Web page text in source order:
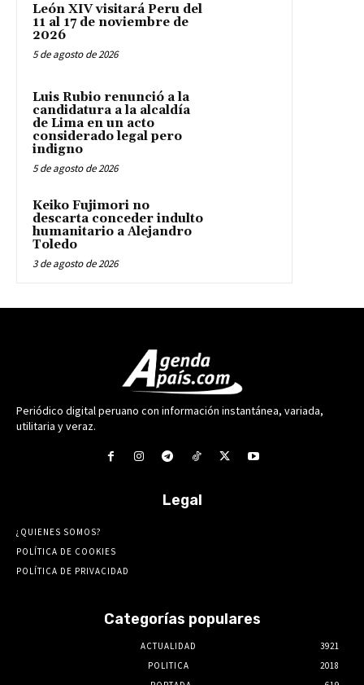
León XIV visitará Peru del
11 al 17 de noviembre de
2026
5 de agosto de 2026
Luis Rubio renunció a la
candidatura a la alcaldía
de Lima en un acto
considerado legal pero
indigno
5 de agosto de 2026
Keiko Fujimori no
descarta conceder indulto
humanitario a Alejandro
Toledo
3 de agosto de 2026
Periódico digital peruano con información instantánea, variada,
utilitaria y veraz.
Legal
¿QUIENES SOMOS?
POLÍTICA DE COOKIES
POLÍTICA DE PRIVACIDAD
Categorías populares
ACTUALIDAD
3921
POLITICA
2018